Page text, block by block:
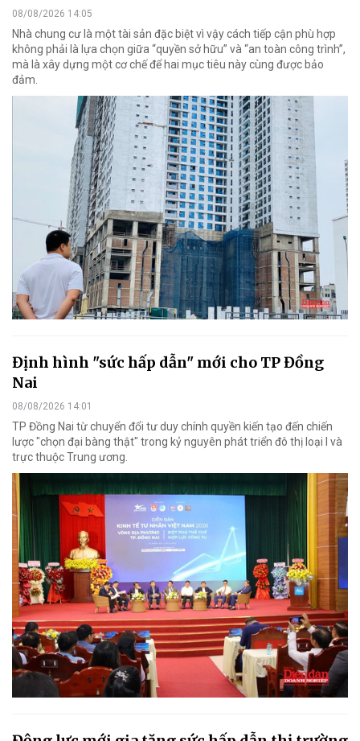
08/08/2026 14:05
Nhà chung cư là một tài sản đặc biệt vì vậy cách tiếp cận phù hợp
không phải là lựa chọn giữa “quyền sở hữu” và “an toàn công trình”,
mà là xây dựng một cơ chế để hai mục tiêu này cùng được bảo
đảm.
Định hình "sức hấp dẫn" mới cho TP Đồng
Nai
08/08/2026 14:01
TP Đồng Nai từ chuyển đổi tư duy chính quyền kiến tạo đến chiến
lược "chọn đại bàng thật" trong kỷ nguyên phát triển đô thị loại I và
trực thuộc Trung ương.